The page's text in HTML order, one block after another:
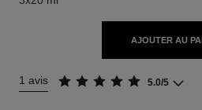
AJOUTER AU
1 avis 5.0/5